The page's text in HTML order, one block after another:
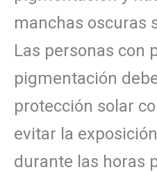
manchas oscuras
Las personas con
pigmentación
protección solar
evitar la
durante las horas